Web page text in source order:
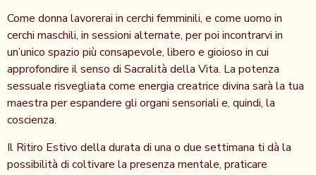
Come donna lavorerai in cerchi femminili, e come uomo in
cerchi maschili, in sessioni alternate, per poi incontrarvi in
un’unico spazio più consapevole, libero e gioioso in cui
approfondire il senso di Sacralità della Vita. La potenza
sessuale risvegliata come energia creatrice divina sarà la tua
maestra per espandere gli organi sensoriali e, quindi, la
coscienza.
Il Ritiro Estivo della durata di una o due settimana ti dà la
possibilità di coltivare la presenza mentale, praticare